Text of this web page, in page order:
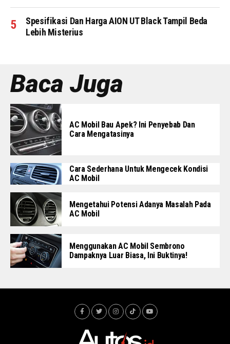
Spesifikasi Dan Harga AION UT Black Tampil Beda
Lebih Misterius
Baca Juga
AC Mobil Bau Apek? Ini Penyebab Dan
Cara Mengatasinya
Cara Sederhana Untuk Mengecek Kondisi
AC Mobil
Mengetahui Potensi Adanya Masalah Pada
AC Mobil
Menggunakan AC Mobil Sembrono
Dampaknya Luar Biasa, Ini Buktinya!